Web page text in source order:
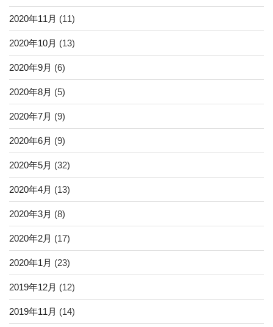
2020年11月 (11)
2020年10月 (13)
2020年9月 (6)
2020年8月 (5)
2020年7月 (9)
2020年6月 (9)
2020年5月 (32)
2020年4月 (13)
2020年3月 (8)
2020年2月 (17)
2020年1月 (23)
2019年12月 (12)
2019年11月 (14)